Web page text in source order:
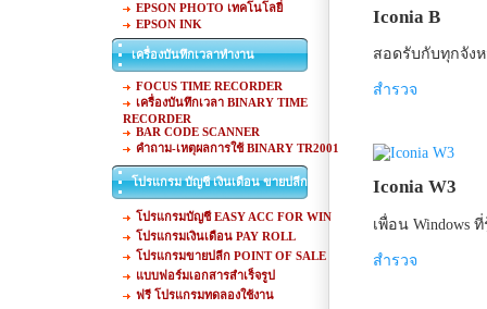
EPSON PHOTO เทคโนโลยี่
EPSON INK
เครื่องบันทึกเวลาทำงาน
FOCUS TIME RECORDER
เครื่องบันทึกเวลา BINARY TIME
RECORDER
BAR CODE SCANNER
คำถาม-เหตุผลการใช้ BINARY TR2001
โปรแกรม บัญชี เงินเดือน ขายปลีก
โปรแกรมบัญชี EASY ACC FOR WIN
โปรแกรมเงินเดือน PAY ROLL
โปรแกรมขายปลีก POINT OF SALE
แบบฟอร์มเอกสารสำเร็จรูป
ฟรี โปรแกรมทดลองใช้งาน
Iconia B
สอดรับกับทุกจัง
สำรวจ
Iconia W3
เพื่อน Windows
สำรวจ